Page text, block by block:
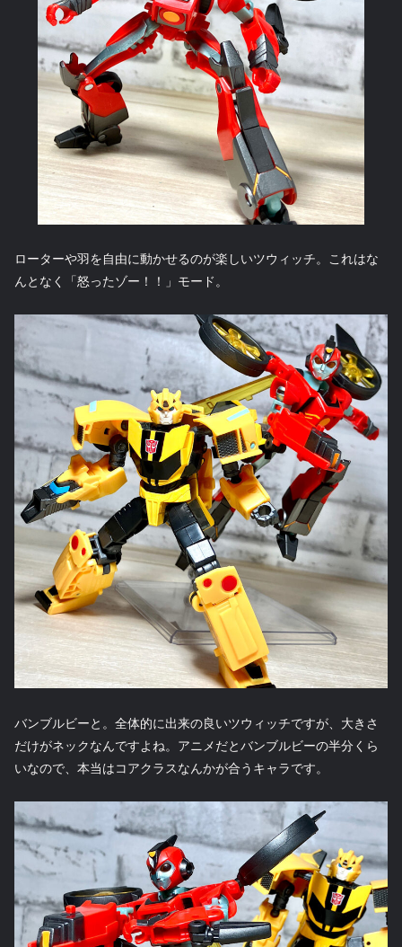
ローターや羽を自由に動かせるのが楽しいツウィッチ。これはな
んとなく「怒ったゾー！！」モード。
バンブルビーと。全体的に出来の良いツウィッチですが、大きさ
だけがネックなんですよね。アニメだとバンブルビーの半分くら
いなので、本当はコアクラスなんかが合うキャラです。